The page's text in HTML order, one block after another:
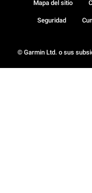
© Garmin Ltd. o sus
Mapa del sitio
Seguridad